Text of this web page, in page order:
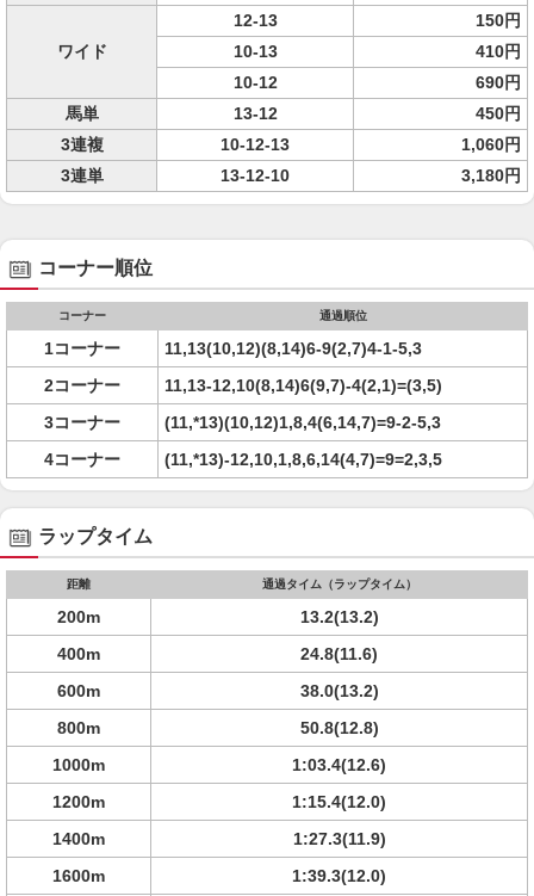
ワイド
12-13
150円
10-13
410円
10-12
690円
馬単
13-12
450円
3連複
10-12-13
1,060円
3連単
13-12-10 3,180円
コーナー順位
コーナー 通過順位
1コーナー
11,13(10,12)(8,14)6-9(2,7)4-1-5,3
2コーナー
11,13-12,10(8,14)6(9,7)-4(2,1)=(3,5)
3コーナー
(11,*13)(10,12)1,8,4(6,14,7)=9-2-5,3
4コーナー
(11,*13)-12,10,1,8,6,14(4,7)=9=2,3,5
ラップタイム
距離 通過タイム（ラップタイム）
200m
13.2(13.2)
400m
24.8(11.6)
600m
38.0(13.2)
800m
50.8(12.8)
1000m
1:03.4(12.6)
1200m
1:15.4(12.0)
1400m
1:27.3(11.9)
1600m
1:39.3(12.0)